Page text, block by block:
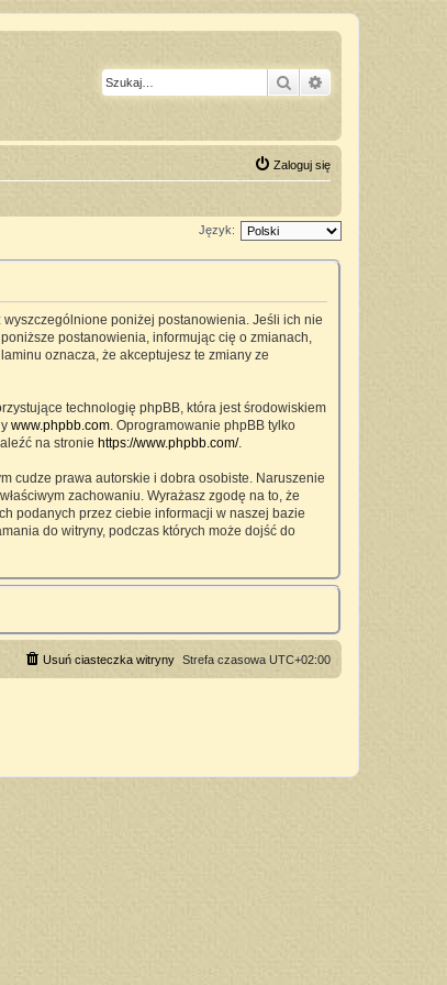
Szukaj
Zaloguj się
Język:
wyszczególnione poniżej postanowienia. Jeśli ich nie
postanowienia, informując cię o zmianach,
oznacza, że akceptujesz te zmiany ze
technologię phpBB, która jest środowiskiem
www.phpbb.com . Oprogramowanie phpBB tylko
na stronie https://www.phpbb.com/.
cudze prawa autorskie i dobra osobiste. Naruszenie
zachowaniu. Wyrażasz zgodę na to, że
podanych przez ciebie informacji w naszej bazie
do witryny, podczas których może dojść do
Strefa czasowa UTC+02:00
Usuń ciasteczka witryny